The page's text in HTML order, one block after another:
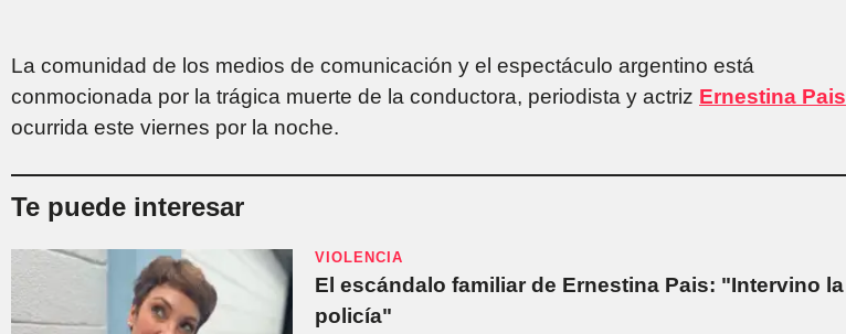
La comunidad de los medios de comunicación y el espectáculo argentino está
conmocionada por la trágica muerte de la conductora, periodista y actriz Ernestina Pais
ocurrida este viernes por la noche.
Te puede interesar
VIOLENCIA
El escándalo familiar de Ernestina Pais: "Intervino la
policía"